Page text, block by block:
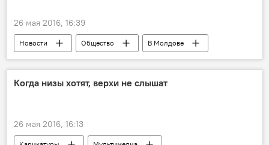
26 мая 2016, 16:39
Новости Общество
В Молдове
Республика Молдова
США
завершение
Когда низы хотят, верхи не слышат
26 мая 2016, 16:13